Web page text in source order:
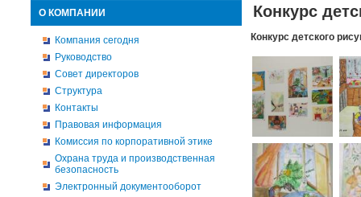
О КОМПАНИИ
Компания сегодня
Руководство
Совет директоров
Структура
Контакты
Правовая информация
Комиссия по корпоративной этике
Охрана труда и производственная
безопасность
Электронный документооборот
Конкурс
Конкурс детского